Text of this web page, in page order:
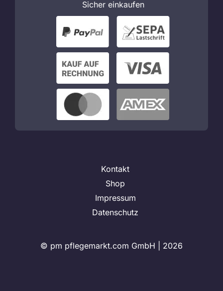
Sicher einkaufen
Kontakt
Shop
Impressum
Datenschutz
© pm pflegemarkt.com GmbH | 2026